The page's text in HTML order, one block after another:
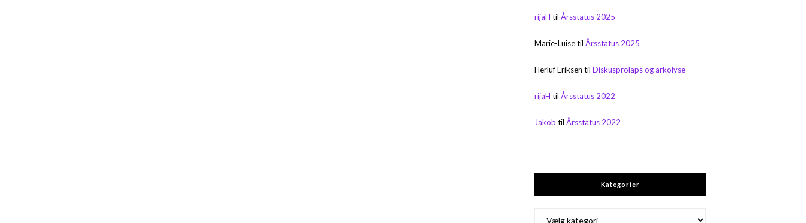
rijaH tilÅrsstatus 2025
Marie-LuisetilÅrsstatus 2025
Herluf Eriksen tilDiskusprolaps og arkolyse
rijaH tilÅrsstatus 2022
Jakob tilÅrsstatus 2022
Kategorier